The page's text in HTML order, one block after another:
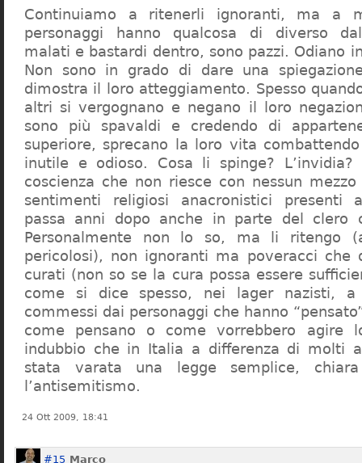
Continuiamo a ritenerli ignoranti, ma a
personaggi hanno qualcosa di diverso
malati e bastardi dentro, sono pazzi. Odiano
Non sono in grado di dare una
dimostra il loro atteggiamento. Spesso
altri si vergognano e negano il loro
sono più spavaldi e credendo di
superiore, sprecano la loro vita
inutile e odioso. Cosa li spinge?
coscienza che non riesce con nessun
sentimenti religiosi anacronistici presenti
passa anni dopo anche in parte del clero
Personalmente non lo so, ma li ritengo
pericolosi), non ignoranti ma poveracci che
curati (non so se la cura possa essere
come si dice spesso, nei lager nazisti,
commessi dai personaggi che hanno
come pensano o come vorrebbero agire
indubbio che in Italia a differenza di molti
stata varata una legge semplice,
l’antisemitismo.
24 Ott 2009, 18:41
#15 Marco